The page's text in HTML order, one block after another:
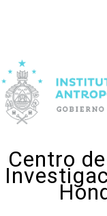
Centro